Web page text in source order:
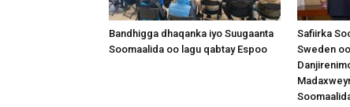
Bandhigga dhaqanka iyo Suugaanta
Soomaalida oo lagu qabtay Espoo
Safiirka
Sweden